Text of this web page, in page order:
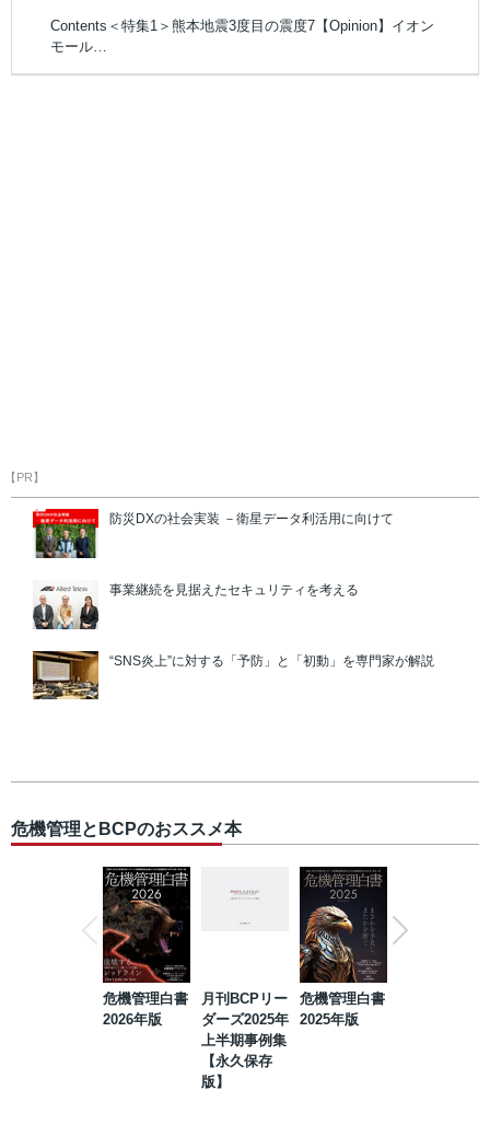
Contents＜特集1＞熊本地震3度目の震度7【Opinion】イオン
モール…
【PR】
防災DXの社会実装 －衛星データ利活用に向けて
事業継続を見据えたセキュリティを考える
“SNS炎上”に対する「予防」と「初動」を専門家が解説
危機管理とBCPのおススメ本
危機管理白書
2026年版
月刊BCPリー
ダーズ2025年
上半期事例集
【永久保存
版】
危機管理白書
2025年版